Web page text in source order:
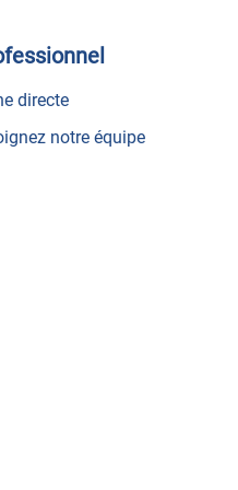
directe
notre équipe